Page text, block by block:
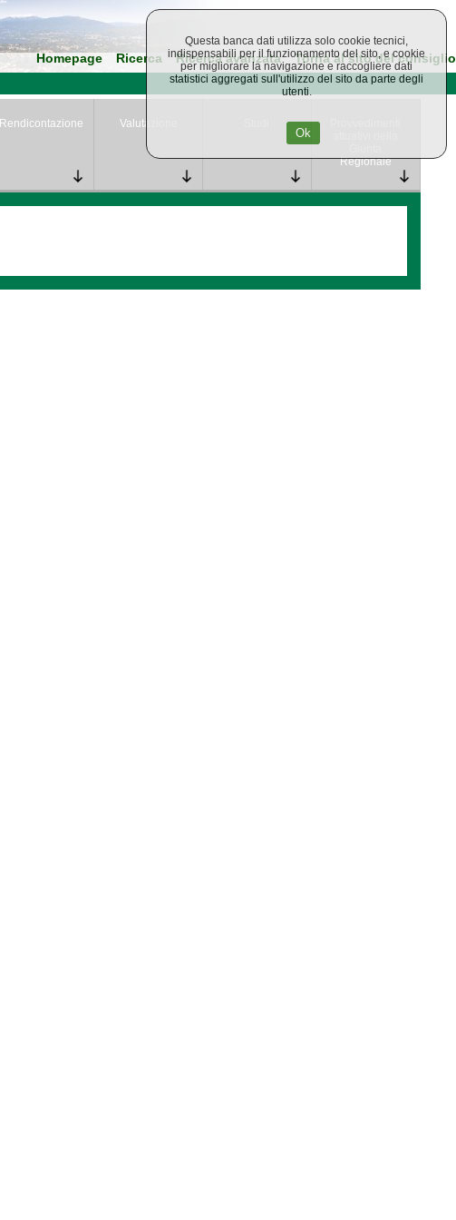
Homepage Ricerca Ricerca avanzata Torna al sito del consiglio
Rendicontazione Valutazione
Regionale
Questa banca dati utilizza solo cookie tecnici,
indispensabili per il funzionamento del sito, e cookie
per migliorare la navigazione e raccogliere dati
statistici aggregati sull'utilizzo del sito da parte degli
utenti.
Ok